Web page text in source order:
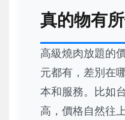
真的物有
高級燒肉放題的
元都有，差別在
本和服務。比如
高，價格自然往